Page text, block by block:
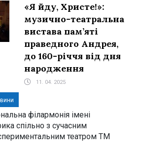
«Я йду, Христе!»:
музично-театральна
вистава пам’яті
праведного Андрея,
до 160-річчя від дня
народження
11. 04. 2025
філармонія імені
спільно з сучасним
театром ТМ